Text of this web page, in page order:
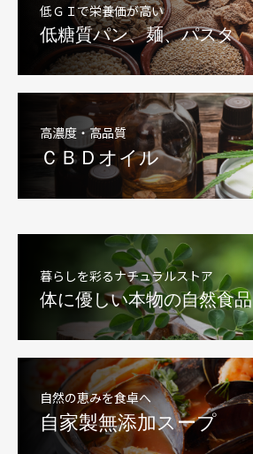
低ＧＩで栄養価が高い
低糖質パン、麺、パスタ
高濃度・高品質
ＣＢＤオイル
暮らしを彩るナチュラルストア
体に優しい本物の自然食品
自然の恵みを食卓へ
自家製無添加スープ